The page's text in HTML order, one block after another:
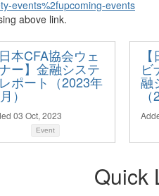
events%2fupcoming-events
above link.
日本CFA協会ウェ
ー】金融システ
ポート（2023年
）
03 Oct, 2023
Event
ビ
融
（
Quick